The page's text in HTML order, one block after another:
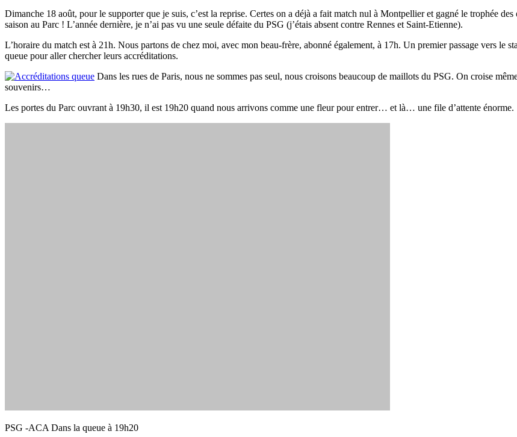
Dimanche 18 août, pour le supporter que je suis, c’est la reprise. Certes on a déjà a fait match nul à Montpellier et gagné le trophée
saison au Parc ! L’année dernière, je n’ai pas vu une seule défaite du PSG (j’étais absent contre Rennes et Saint-Etienne).
L’horaire du match est à 21h. Nous partons de chez moi, avec mon beau-frère, abonné également, à 17h. Un premier passage vers le
queue pour aller chercher leurs accréditations.
Dans les rues de Paris, nous ne sommes pas seul, nous croisons beaucoup de maillots du PSG. On croise
souvenirs…
Les portes du Parc ouvrant à 19h30, il est 19h20 quand nous arrivons comme une fleur pour entrer… et là… une file d’attente énorme.
PSG -ACA Dans la queue à 19h20